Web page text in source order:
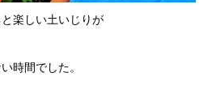
楽しい土いじりが
時間でした。